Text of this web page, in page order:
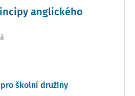
anglického
školní družiny